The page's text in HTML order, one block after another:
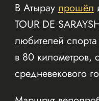
В Атыраупрошёл
TOUR DE
любителей
в 80 километров,
средневекового